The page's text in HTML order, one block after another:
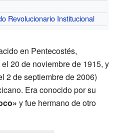
Revolucionario Institucional
en Pentecostés,
el 20 de noviembre de 1915, y
2 de septiembre de 2006)
Era conocido por su
y fue hermano de otro